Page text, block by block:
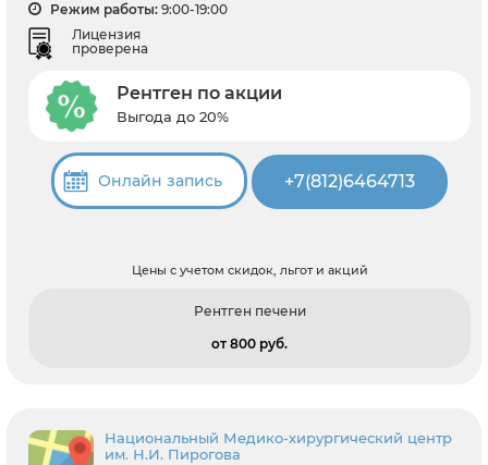
Режим работы: 9:00-19:00
Лицензия
проверена
Рентген по акции
Выгода до 20%
Онлайн запись +7(812)6464713
Цены с учетом скидок, льгот и акций
Рентген печени
от 800 pуб.
Национальный Медико-хирургический центр
им. Н.И. Пирогова